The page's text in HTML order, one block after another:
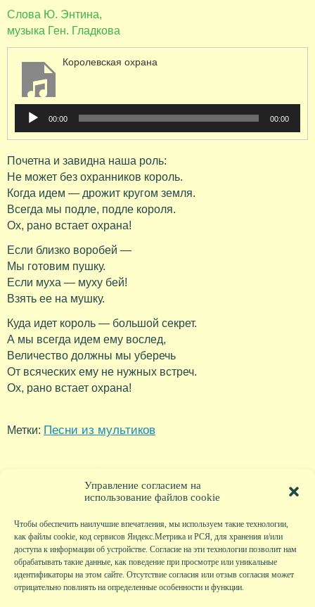
Управление согласием на
использование файлов cookie
Чтобы обеспечить наилучшие впечатления, мы используем такие технологии,
как файлы cookie, код сервисов Яндекс.Метрика и РСЯ, для хранения и/или
доступа к информации об устройстве. Согласие на эти технологии позволит нам
обрабатывать такие данные, как поведение при просмотре или уникальные
идентификаторы на этом сайте. Отсутствие согласия или отзыв согласия может
отрицательно повлиять на определенные особенности и функции.
Слова Ю. Энтина,
музыка Ген. Гладкова
Королевская охрана
Аудиоплеер
00:00 00:00
Почетна и завидна наша роль:
Не может без охранников король.
Когда идем — дрожит кругом земля.
Всегда мы подле, подле короля.
Ох, рано встает охрана!
Если близко воробей —
Мы готовим пушку.
Если муха — муху бей!
Взять ее на мушку.
Куда идет король — большой секрет.
А мы всегда идем ему вослед,
Величество должны мы уберечь
От всяческих ему не нужных встреч.
Ох, рано встает охрана!
Метки: Песни из мультиков